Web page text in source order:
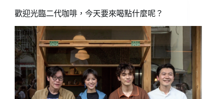
歡迎光臨二代咖啡，今天要來喝點什麼呢？